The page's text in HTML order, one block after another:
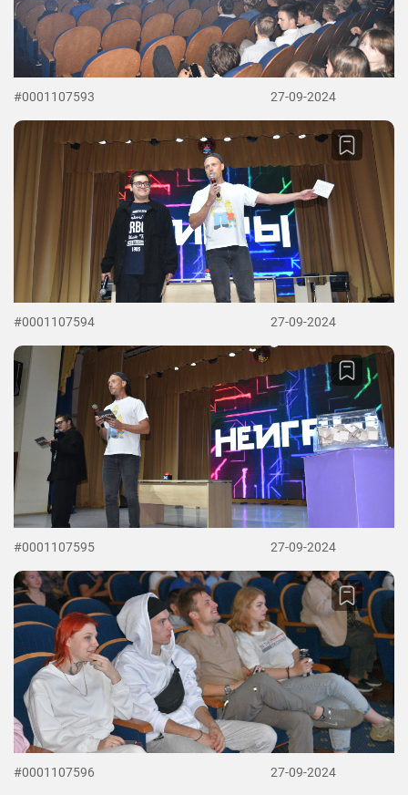
#0001107593 27-09-2024
#0001107594 27-09-2024
#0001107595 27-09-2024
#0001107596 27-09-2024